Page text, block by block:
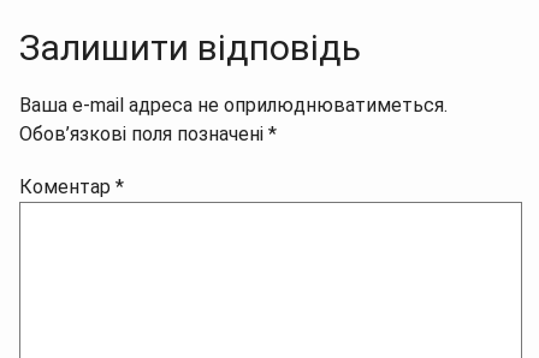
Залишити відповідь
Ваша e-mail адреса не оприлюднюватиметься.
Обов’язкові поля позначені *
Коментар *